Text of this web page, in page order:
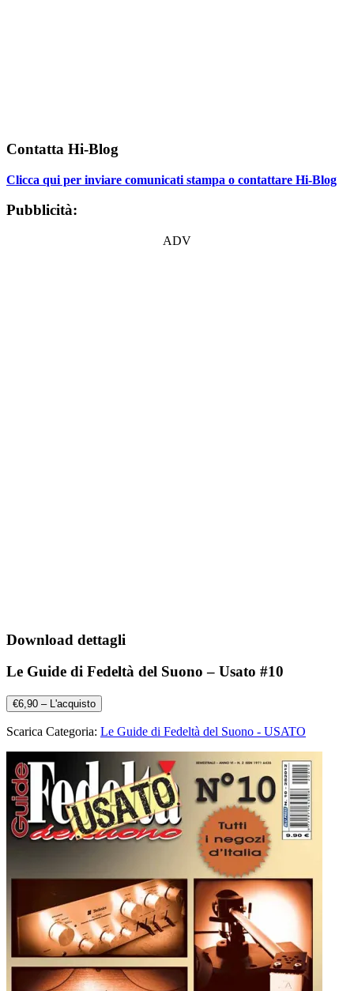
Contatta Hi-Blog
Clicca qui per inviare comunicati stampa o contattare Hi-Blog
Pubblicità:
ADV
Download dettagli
Le Guide di Fedeltà del Suono – Usato #10
€6,90 – L'acquisto
Scarica Categoria: Le Guide di Fedeltà del Suono - USATO